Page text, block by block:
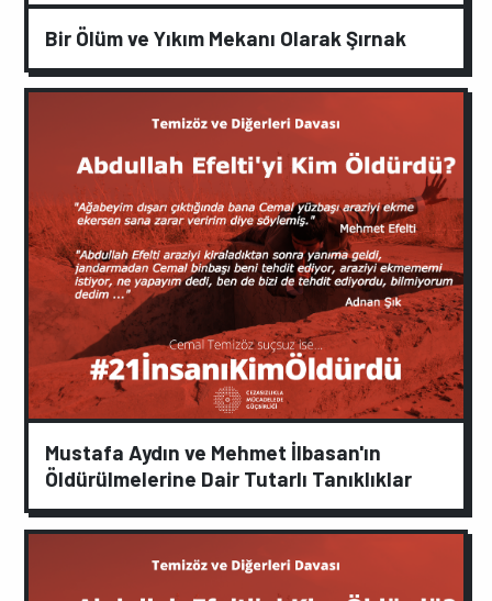
Bir Ölüm ve Yıkım Mekanı Olarak Şırnak
Mustafa Aydın ve Mehmet İlbasan'ın
Öldürülmelerine Dair Tutarlı Tanıklıklar